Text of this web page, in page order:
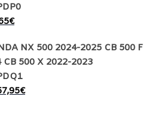
€
NX 500 2024-2025 CB 500 F
CB 500 X 2022-2023
€